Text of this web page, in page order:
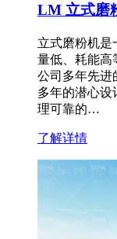
LM 立式磨
立式磨粉机是
量低、耗能高
公司多年先进
多年的潜心设
理可靠的…
了解详情